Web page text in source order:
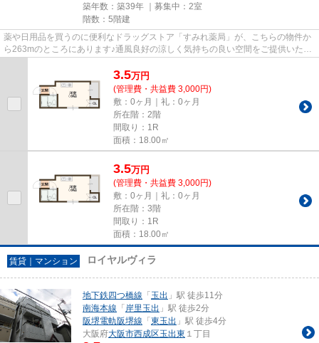
築年数：築39年 ｜募集中： 2室
階数：5階建
薬や日用品を買うのに便利なドラッグストア「すみれ薬局」が、こちらの物件か
ら263mのところにあります♪通風良好の涼しく気持ちの良い空間をご提供いたし
3.5万円
(管理費・共益費 3,000円)
敷：0ヶ月｜礼：0ヶ月
所在階：2階
間取り：1R
面積：18.00㎡
3.5万円
(管理費・共益費 3,000円)
敷：0ヶ月｜礼：0ヶ月
所在階：3階
間取り：1R
面積：18.00㎡
賃貸｜マンション ロイヤルヴィラ
地下鉄四つ橋線 「 玉出 」駅 徒歩11分
南海本線 「 岸里玉出 」駅 徒歩2分
阪堺電軌阪堺線 「 東玉出 」駅 徒歩4分
大阪府大阪市西成区玉出東 １丁目